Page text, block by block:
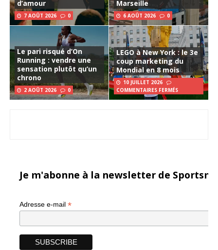
d’amour
7 AOÛT 2026 0
Marseille
6 AOÛT 2026 0
Le pari risqué d’On
Running : vendre une
sensation plutôt qu’un
chrono
2 AOÛT 2026 0
LEGO à New York : le 3e
coup marketing du
Mondial en 8 mois
10 JUILLET 2026
COMMENTAIRES FERMÉS
Je m'abonne à la newsletter de
Adresse e-mail *